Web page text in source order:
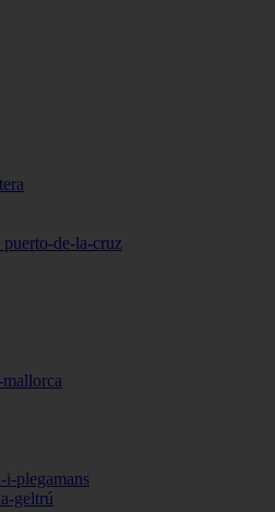
puerto-de-la-cruz
i-plegamans
geltrú